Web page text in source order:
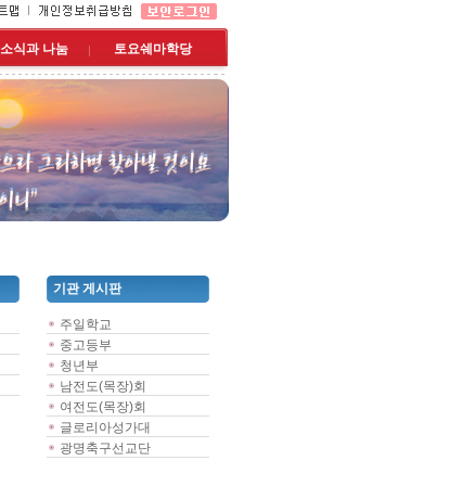
소식과 나눔 토요쉐마학당
기관 게시판
주일학교
중고등부
청년부
남전도(목장)회
여전도(목장)회
글로리아성가대
광명축구선교단